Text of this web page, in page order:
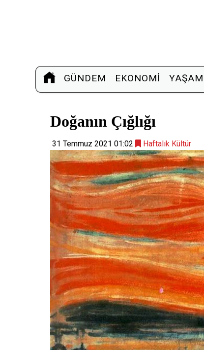
GÜNDEM EKONOMI YAŞAM
Doğanın Çığlığı
31 Temmuz 2021 01:02 Haftalık Kültür